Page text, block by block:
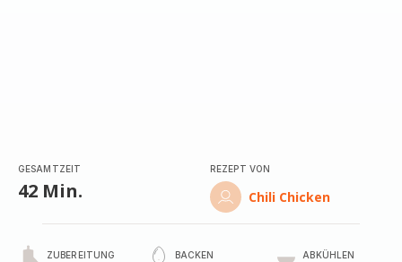
GESAMTZEIT
42 Min.
REZEPT VON
Chili Chicken
ZUBEREITUNG BACKEN ABKÜHLEN